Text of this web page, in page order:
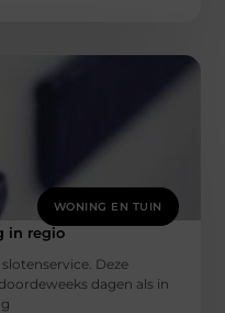
WONING EN TUIN
in regio
Deze
dagen als in